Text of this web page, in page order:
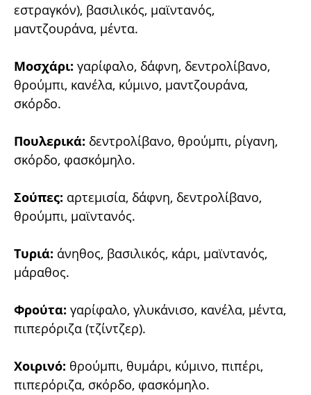
εστραγκόν), βασιλικός, μαϊντανός,
μαντζουράνα, μέντα.
Μοσχάρι: γαρίφαλο, δάφνη, δεντρολίβανο,
θρούμπι, κανέλα, κύμινο, μαντζουράνα,
σκόρδο.
Πουλερικά: δεντρολίβανο, θρούμπι, ρίγανη,
σκόρδο, φασκόμηλο.
Σούπες: αρτεμισία, δάφνη, δεντρολίβανο,
θρούμπι, μαϊντανός.
Τυριά: άνηθος, βασιλικός, κάρι, μαϊντανός,
μάραθος.
Φρούτα: γαρίφαλο, γλυκάνισο, κανέλα, μέντα,
πιπερόριζα (τζίντζερ).
Χοιρινό: θρούμπι, θυμάρι, κύμινο, πιπέρι,
πιπερόριζα, σκόρδο, φασκόμηλο.